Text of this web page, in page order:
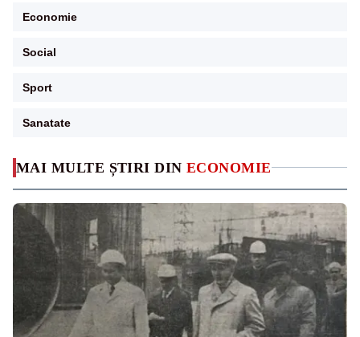
MAI MULTE ȘTIRI DIN ECONOMIE
Economie
Social
Sport
Sanatate